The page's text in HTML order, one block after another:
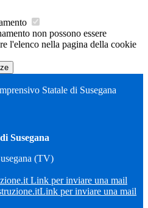
non possono essere
l'elenco nella pagina della cookie
Statale di Susegana
Susegana
(TV)
Link per inviare una mail
Link per inviare una mail